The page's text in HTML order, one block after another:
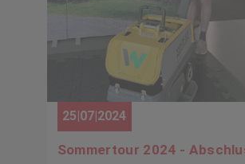
25|07|2024
Sommertour 2024 -